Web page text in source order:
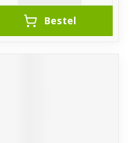
Bestel